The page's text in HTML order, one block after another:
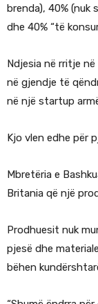
brenda), 40%
dhe 40% “të
Ndjesia në rritje
në gjendje të
në një startup
Kjo vlen edhe për
Mbretëria e
Britania që një
Prodhuesit nuk
pjesë dhe
bëhen